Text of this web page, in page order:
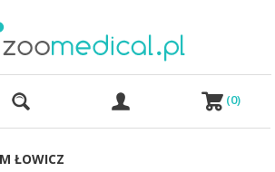
(0)
ŁOWICZ